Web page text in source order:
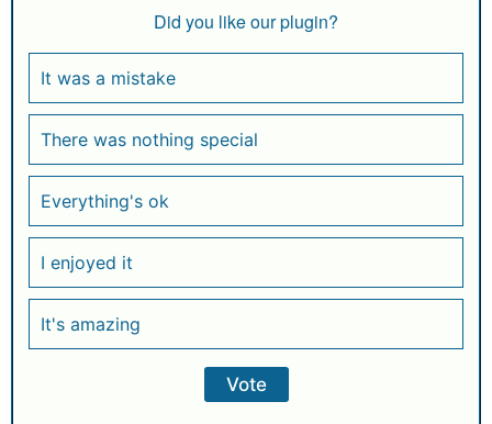
Did you like our plugin?
It was a mistake
There was nothing special
Everything's ok
I enjoyed it
It's amazing